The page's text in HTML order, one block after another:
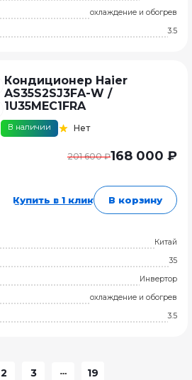
охлаждение и обогрев
3.5
Кондиционер Haier
AS35S2SJ3FA-W /
1U35MEC1FRA
В наличии Нет
201 600 ₽168 000 ₽
Купить в 1 клик В корзину
Китай
35
Инвертор
охлаждение и обогрев
3.5
2 3 19